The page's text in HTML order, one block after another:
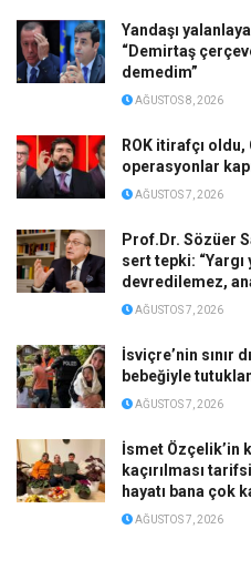
Yandaşı
“Demirtaş
demedim”
AĞUSTOS 8, 2026
ROK itirafçı oldu,
operasyonlar
AĞUSTOS 7, 2026
Prof.Dr. Sözüer
sert tepki:
devredilemez,
AĞUSTOS 7, 2026
İsviçre’nin sınır
bebeğiyle
AĞUSTOS 7, 2026
İsmet Özçelik’in
kaçırılması
hayatı bana çok
AĞUSTOS 7, 2026